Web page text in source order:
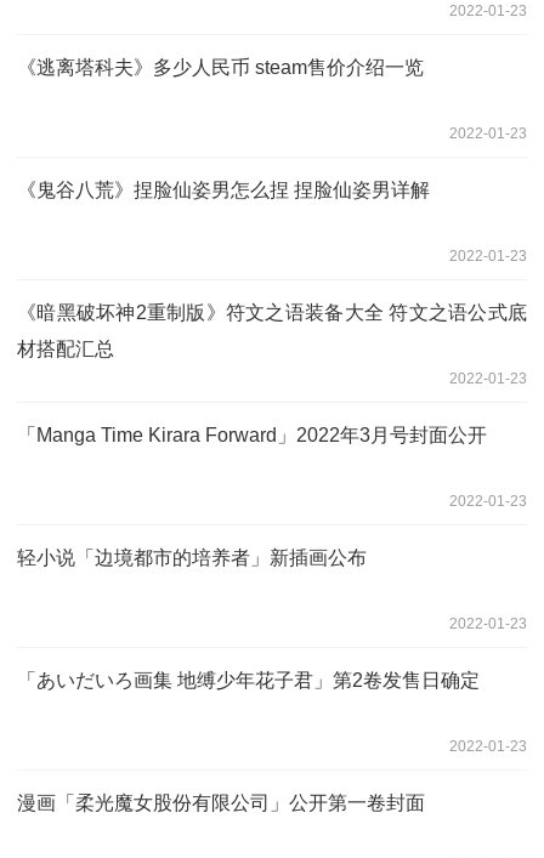
2022-01-23
《逃离塔科夫》多少人民币 steam售价介绍一览
2022-01-23
《鬼谷八荒》捏脸仙姿男怎么捏 捏脸仙姿男详解
2022-01-23
《暗黑破坏神2重制版》符文之语装备大全 符文之语公式底
材搭配汇总
2022-01-23
「Manga Time Kirara Forward」2022年3月号封面公开
2022-01-23
轻小说「边境都市的培养者」新插画公布
2022-01-23
「あいだいろ画集 地缚少年花子君」第2卷发售日确定
2022-01-23
漫画「柔光魔女股份有限公司」公开第一卷封面